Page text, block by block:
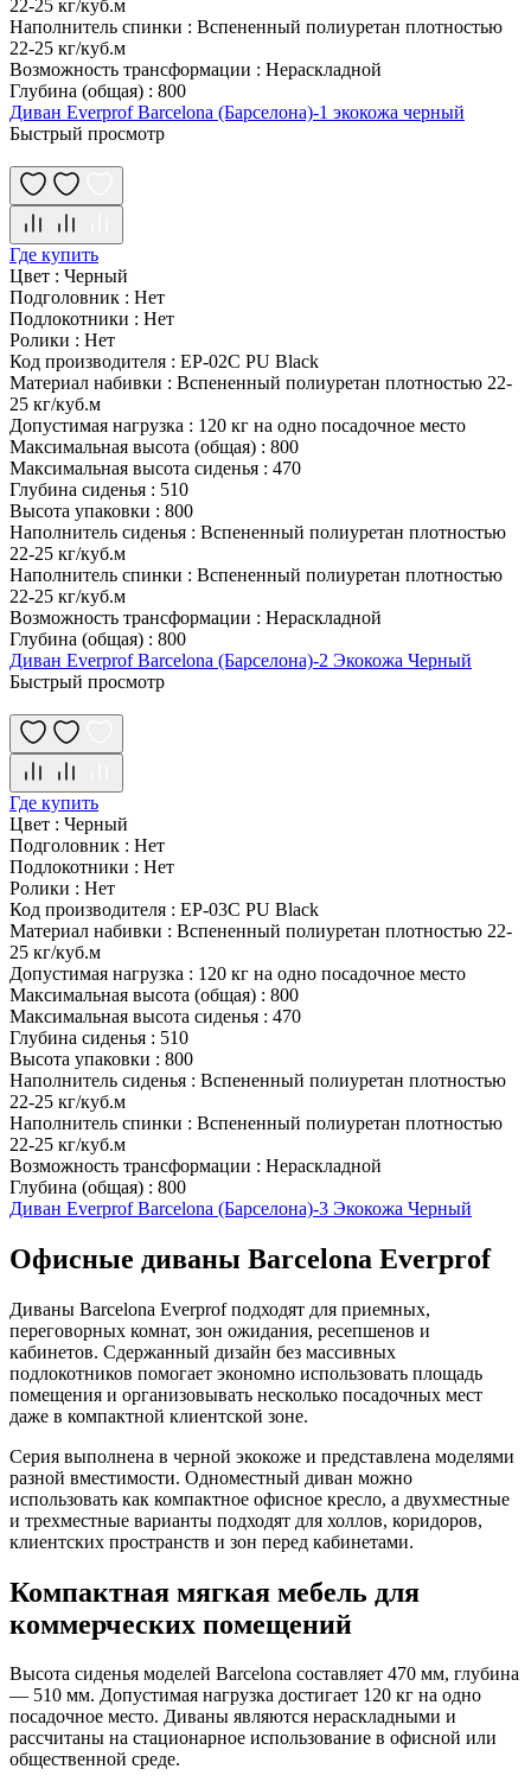
22-25 кг/куб.м
Наполнитель спинки : Вспененный полиуретан плотностью
22-25 кг/куб.м
Возможность трансформации : Нераскладной
Глубина (общая) : 800
Диван Everprof Barcelona (Барселона)-1 экокожа черный
Быстрый просмотр
Где купить
Цвет : Черный
Подголовник : Нет
Подлокотники : Нет
Ролики : Нет
Код производителя : EP-02C PU Black
Материал набивки : Вспененный полиуретан плотностью 22-
25 кг/куб.м
Допустимая нагрузка : 120 кг на одно посадочное место
Максимальная высота (общая) : 800
Максимальная высота сиденья : 470
Глубина сиденья : 510
Высота упаковки : 800
Наполнитель сиденья : Вспененный полиуретан плотностью
22-25 кг/куб.м
Наполнитель спинки : Вспененный полиуретан плотностью
22-25 кг/куб.м
Возможность трансформации : Нераскладной
Глубина (общая) : 800
Диван Everprof Barcelona (Барселона)-2 Экокожа Черный
Быстрый просмотр
Где купить
Цвет : Черный
Подголовник : Нет
Подлокотники : Нет
Ролики : Нет
Код производителя : EP-03C PU Black
Материал набивки : Вспененный полиуретан плотностью 22-
25 кг/куб.м
Допустимая нагрузка : 120 кг на одно посадочное место
Максимальная высота (общая) : 800
Максимальная высота сиденья : 470
Глубина сиденья : 510
Высота упаковки : 800
Наполнитель сиденья : Вспененный полиуретан плотностью
22-25 кг/куб.м
Наполнитель спинки : Вспененный полиуретан плотностью
22-25 кг/куб.м
Возможность трансформации : Нераскладной
Глубина (общая) : 800
Диван Everprof Barcelona (Барселона)-3 Экокожа Черный
Офисные диваны Barcelona Everprof
Диваны Barcelona Everprof подходят для приемных,
переговорных комнат, зон ожидания, ресепшенов и
кабинетов. Сдержанный дизайн без массивных
подлокотников помогает экономно использовать площадь
помещения и организовывать несколько посадочных мест
даже в компактной клиентской зоне.
Серия выполнена в черной экокоже и представлена моделями
разной вместимости. Одноместный диван можно
использовать как компактное офисное кресло, а двухместные
и трехместные варианты подходят для холлов, коридоров,
клиентских пространств и зон перед кабинетами.
Компактная мягкая мебель для
коммерческих помещений
Высота сиденья моделей Barcelona составляет 470 мм, глубина
— 510 мм. Допустимая нагрузка достигает 120 кг на одно
посадочное место. Диваны являются нераскладными и
рассчитаны на стационарное использование в офисной или
общественной среде.